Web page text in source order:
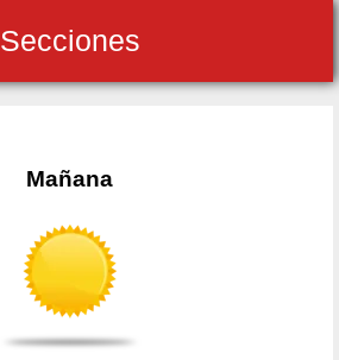
Secciones
Mañana